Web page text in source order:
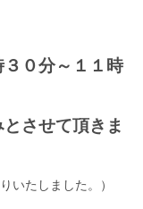
０分～１１時
させて頂きま
いたしました。）